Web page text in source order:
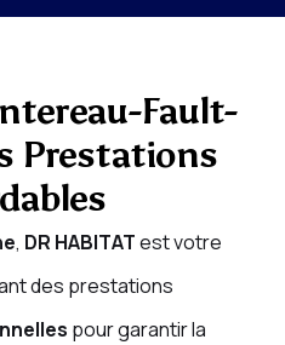
Fault-
Prestations
, DR HABITATest votre
des prestations
pour garantir la